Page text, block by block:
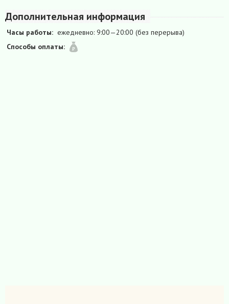
Дополнительная информация
Часы работы: ежедневно: 9:00—20:00 (без перерыва)
Способы оплаты: